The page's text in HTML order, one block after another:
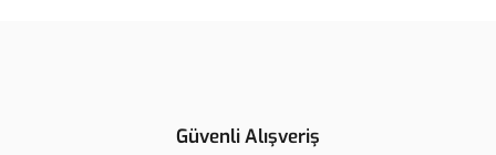
Ürün açıklamasında eksik bilgiler bulunuyor.
Güvenli Alışveriş